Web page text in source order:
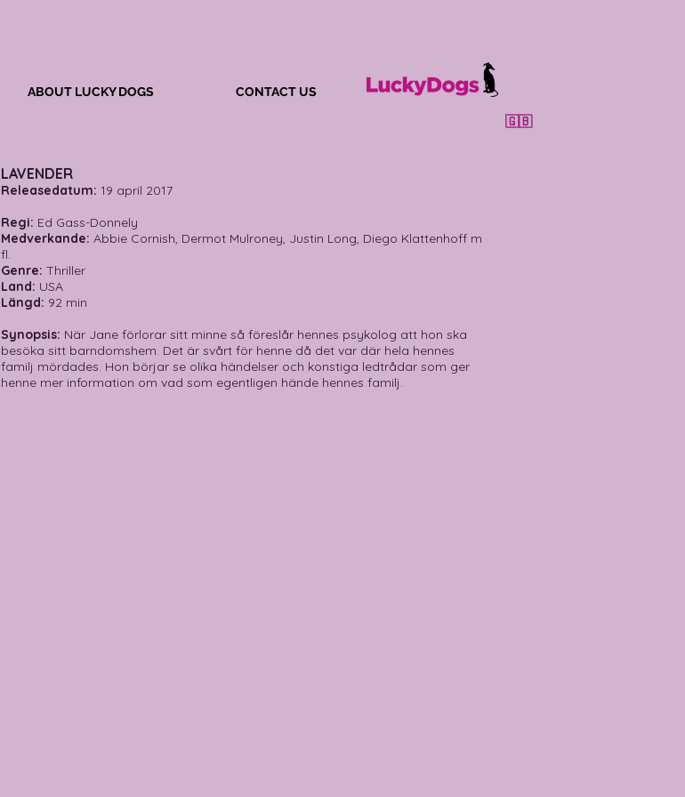
ABOUT LUCKY DOGS CONTACT US
🇬🇧
LAVENDER
Releasedatum: 19 april 2017
Regi: Ed Gass-Donnely
Medverkande: Abbie Cornish, Dermot Mulroney, Justin Long, Diego Klattenhoff m
fl.
Genre: Thriller
Land: USA
Längd: 92 min
Synopsis: När Jane förlorar sitt minne så föreslår hennes psykolog att hon ska
besöka sitt barndomshem. Det är svårt för henne då det var där hela hennes
familj mördades. Hon börjar se olika händelser och konstiga ledtrådar som ger
henne mer information om vad som egentligen hände hennes familj.